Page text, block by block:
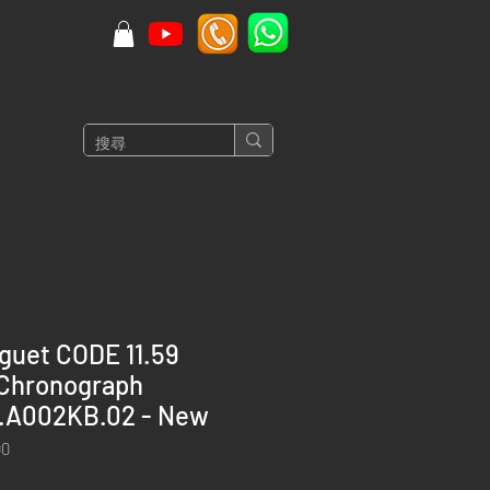
CODE 11.59
- New